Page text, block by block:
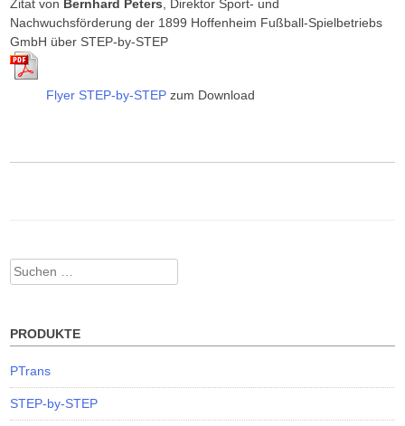
Zitat von Bernhard Peters , Direktor Sport- und
Nachwuchsförderung der 1899 Hoffenheim Fußball-Spielbetriebs
GmbH über STEP-by-STEP
Flyer STEP-by-STEP zum Download
Suchen
PRODUKTE
PTrans
STEP-by-STEP